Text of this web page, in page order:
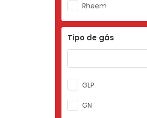
Rheem
Tipo de gás
GLP
GN